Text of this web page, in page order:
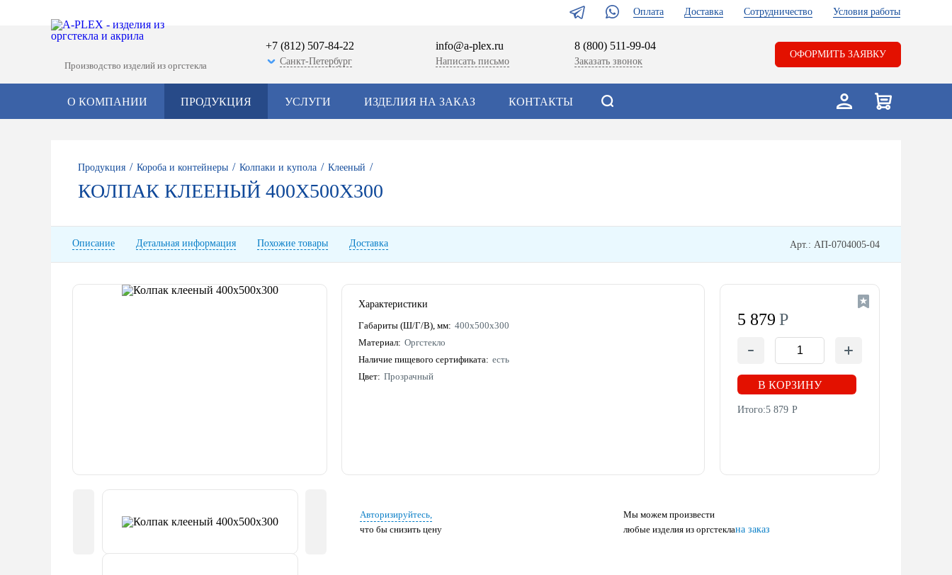
Условия работы
Сотрудничество
Доставка
Оплата
Производство изделий из оргстекла
ОФОРМИТЬ ЗАЯВКУ
+7 (812) 507-84-22
Санкт-Петербург
info@a-plex.ru
Написать письмо
8 (800) 511-99-04
Заказать звонок
О КОМПАНИИ ПРОДУКЦИЯ УСЛУГИ ИЗДЕЛИЯ НА ЗАКАЗ КОНТАКТЫ
Продукция / Короба и контейнеры / Колпаки и купола / Клееный /
КОЛПАК КЛЕЕНЫЙ 400Х500Х300
Описание Детальная информация Похожие товары Доставка Арт.: АП-0704005-04
Характеристики
Габариты (Ш/Г/В), мм: 400х500х300
Материал: Оргстекло
Наличие пищевого сертификата: есть
Цвет: Прозрачный
5 879 Р
В КОРЗИНУ
Итого:5 879 Р
Авторизируйтесь,
что бы снизить цену
Мы можем произвести
любые изделия из оргстеклана заказ